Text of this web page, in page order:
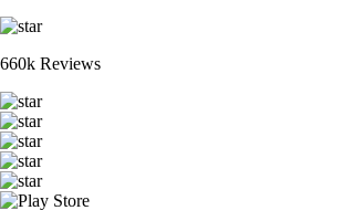
660k Reviews